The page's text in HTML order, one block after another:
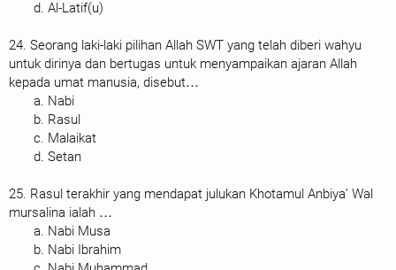
d. Al-Latif(u)
24. Seorang laki-laki pilihan Allah SWT yang telah diberi wahyu
untuk dirinya dan bertugas untuk menyampaikan ajaran Allah
kepada umat manusia, disebut…
a. Nabi
b. Rasul
c. Malaikat
d. Setan
25. Rasul terakhir yang mendapat julukan Khotamul Anbiya’ Wal
mursalina ialah …
a. Nabi Musa
b. Nabi Ibrahim